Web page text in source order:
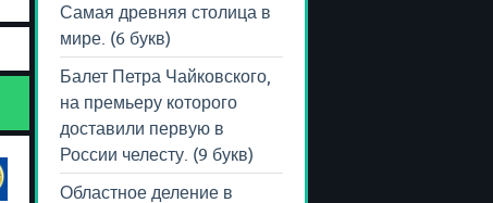
Самая древняя столица в
мире. (6 букв)
Балет Петра Чайковского,
на премьеру которого
доставили первую в
России челесту. (9 букв)
Областное деление в